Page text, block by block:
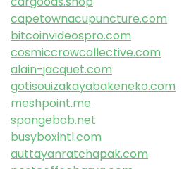
capetownacupuncture.com
bitcoinvideospro.com
cosmiccrowcollective.com
alain-jacquet.com
gotisouizakayabakeneko.com
meshpoint.me
spongebob.net
busyboxintl.com
auttayanratchapak.com